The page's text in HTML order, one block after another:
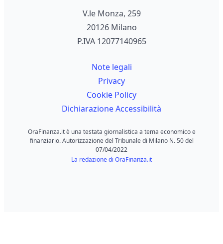
V.le Monza, 259
20126 Milano
P.IVA 12077140965
Note legali
Privacy
Cookie Policy
Dichiarazione Accessibilità
OraFinanza.it è una testata giornalistica a tema economico e
finanziario. Autorizzazione del Tribunale di Milano N. 50 del
07/04/2022
La redazione di OraFinanza.it